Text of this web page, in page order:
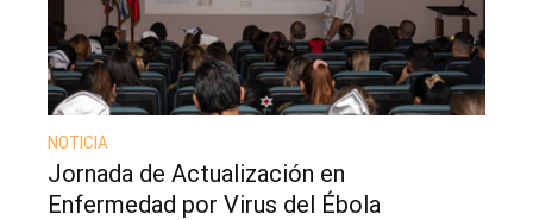
Jornada de Actualización en
Enfermedad por Virus del Ébola
NOTICIA